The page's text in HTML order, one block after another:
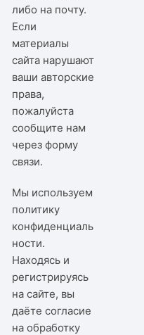
либо на почту.
Если
материалы
сайта нарушают
ваши авторские
права,
пожалуйста
сообщите нам
черезформу
связи.
Мы используем
политику
конфиденциаль
ности.
Находясь и
регистрируясь
на сайте, вы
даёте согласие
на обработку